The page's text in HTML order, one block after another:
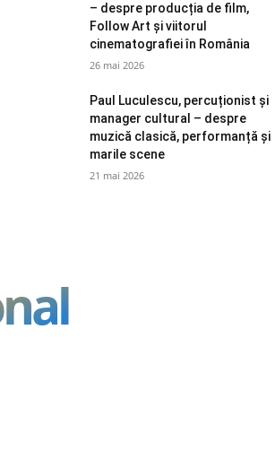
– despre producția de film,
Follow Art și viitorul
cinematografiei în România
26 mai 2026
Paul Luculescu, percuționist și
manager cultural – despre
muzică clasică, performanță și
marile scene
21 mai 2026